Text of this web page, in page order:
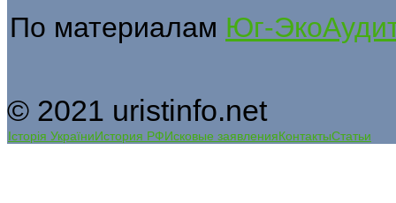
По материалам Юг-
© 2021 uristinfo.net
Історія УкраїниИстория РФИсковые заявленияКонтактыСтатьи